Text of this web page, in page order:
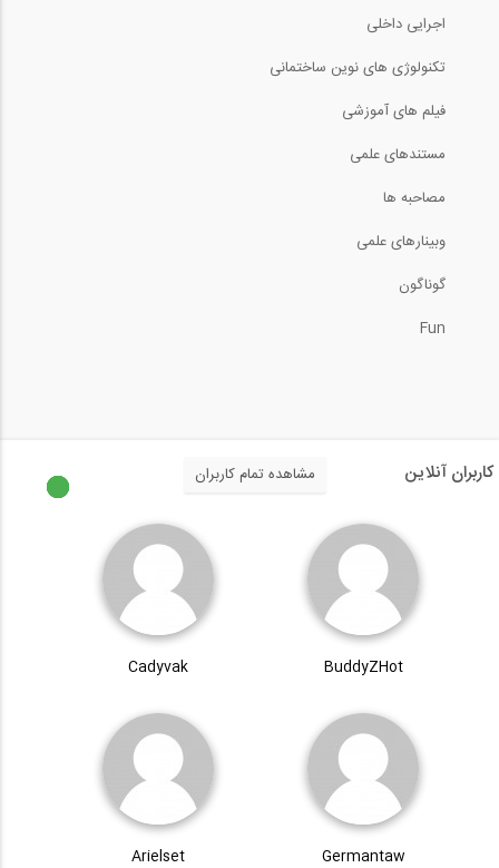
اجرایی داخلی
تکنولوژی های نوین ساختمانی
فیلم های آموزشی
مستندهای علمی
مصاحبه ها
وبینارهای علمی
گوناگون
Fun
کاربران آنلاین مشاهده تمام کاربران
BuddyZHot
Cadyvak
Germantaw
Arielset